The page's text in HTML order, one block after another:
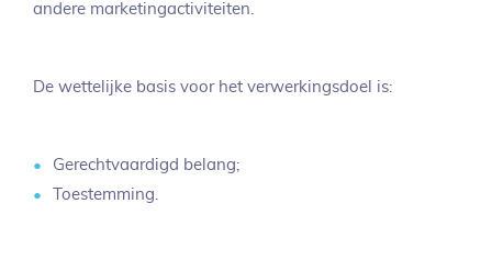
andere marketingactiviteiten.
De wettelijke basis voor het verwerkingsdoel is:
Gerechtvaardigd belang;
Toestemming.